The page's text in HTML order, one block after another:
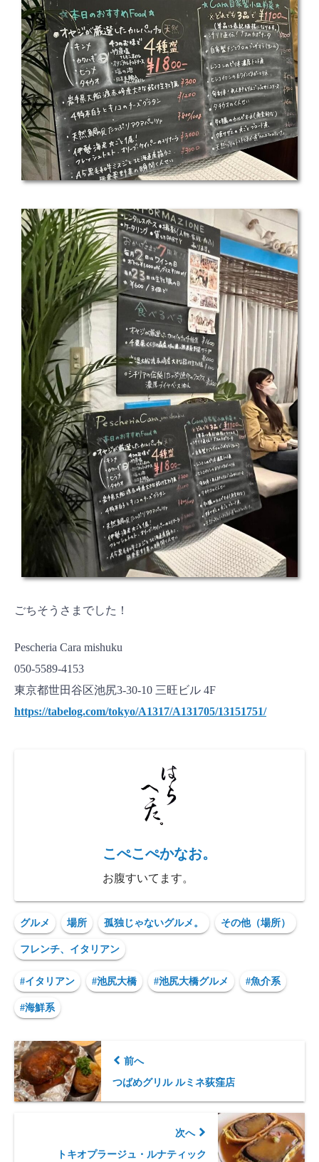
ごちそうさまでした！
Pescheria Cara mishuku
050-5589-4153
東京都世田谷区池尻3-30-10 三旺ビル 4F
https://tabelog.com/tokyo/A1317/A131705/13151751/
こぺこぺかなお。
お腹すいてます。
グルメ 場所 孤独じゃないグルメ。 その他（場所）
フレンチ、イタリアン
#イタリアン #池尻大橋 #池尻大橋グルメ #魚介系
#海鮮系
前へ
つばめグリル ルミネ荻窪店
次へ
トキオプラージュ・ルナティック